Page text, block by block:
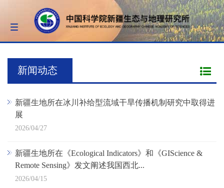
Toggle
navigation
新闻动态
新疆生地所在冰川补给型流域干旱传播机制研究中取得进
展
2026/04/27
新疆生地所在《Ecological Indicators》和《GIScience &
Remote Sensing》发文阐述我国西北...
2026/04/15